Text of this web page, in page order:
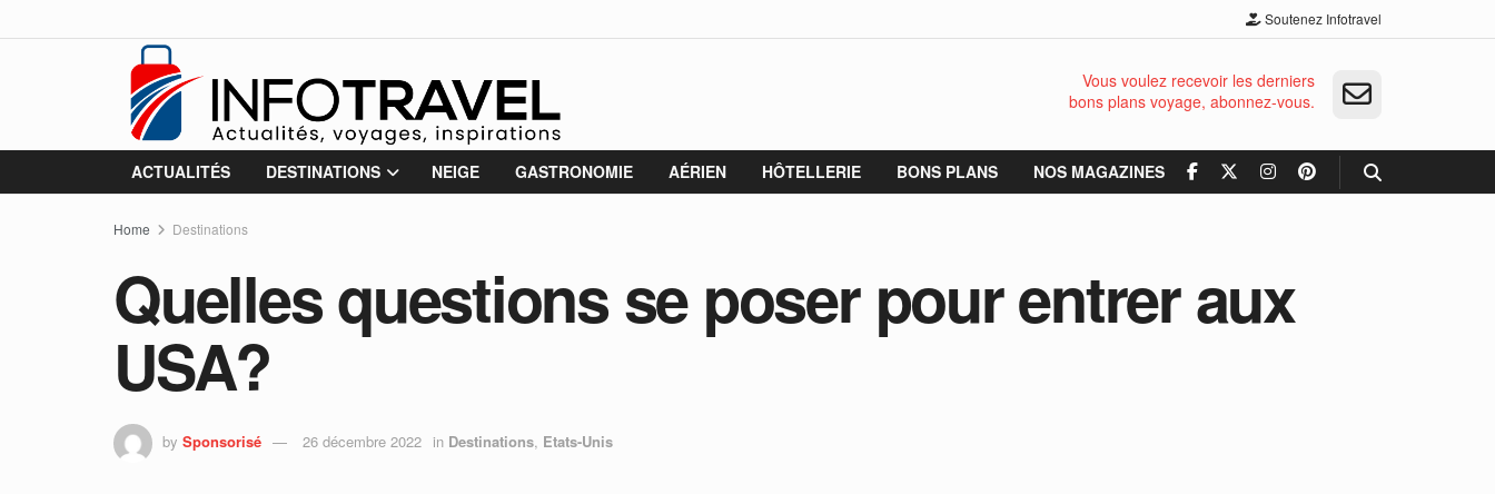
Soutenez Infotravel
Vous voulez recevoir les derniers
bons plans voyage, abonnez-vous.
ACTUALITÉS DESTINATIONS NEIGE GASTRONOMIE AÉRIEN HÔTELLERIE BONS PLANS NOS MAGAZINES
Home Destinations
Quelles questions se poser pour entrer aux
USA?
by Sponsorisé 26 décembre 2022 in Destinations, Etats-Unis